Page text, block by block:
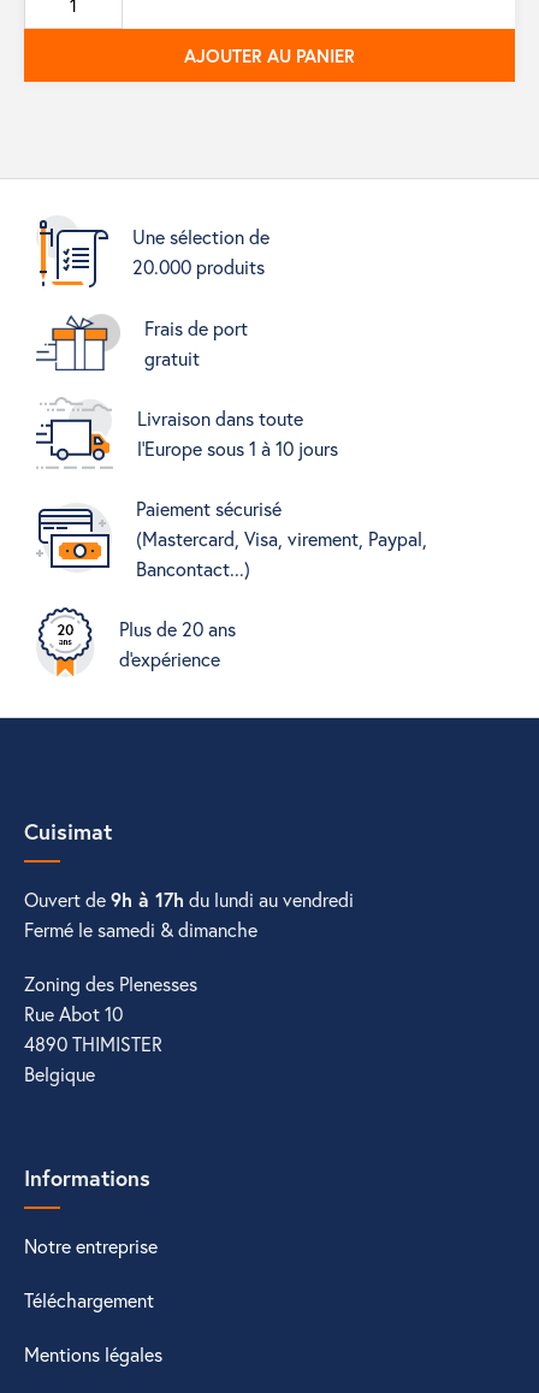
base
AJOUTER AU PANIER
Une sélection de
20.000 produits
Frais de port
gratuit
Livraison dans toute
l'Europe sous 1 à 10 jours
Paiement sécurisé
(Mastercard, Visa, virement, Paypal,
Bancontact...)
Plus de 20 ans
d'expérience
Cuisimat
Ouvert de9h à 17h du lundi au vendredi
Fermé le samedi & dimanche
Zoning des Plenesses
Rue Abot 10
4890 THIMISTER
Belgique
Informations
Notre entreprise
Téléchargement
Mentions légales